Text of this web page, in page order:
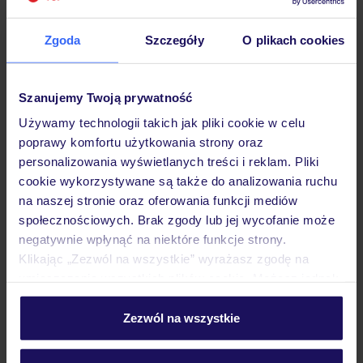
Zgoda Szczegóły O plikach cookies
Szanujemy Twoją prywatność
Używamy technologii takich jak pliki cookie w celu
poprawy komfortu użytkowania strony oraz
personalizowania wyświetlanych treści i reklam. Pliki
cookie wykorzystywane są także do analizowania ruchu
na naszej stronie oraz oferowania funkcji mediów
społecznościowych. Brak zgody lub jej wycofanie może
negatywnie wpłynąć na niektóre funkcje strony.
Klikając „Zezwól na wszystkie” wyrażasz zgodę na
personalizować swój wybór wchodząc w zakładkę
Szczegółowe informacje o plikach cookie znajdziesz
Zezwól na wszystkie
Pokoje
Wyżywienie
Atrakcje
Ważne informacje